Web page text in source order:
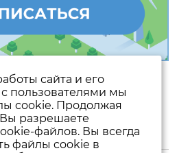
сайта и его
пользователями мы
cookie. Продолжая
разрешаете
файлов. Вы всегда
файлы cookie в